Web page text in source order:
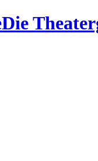
Die